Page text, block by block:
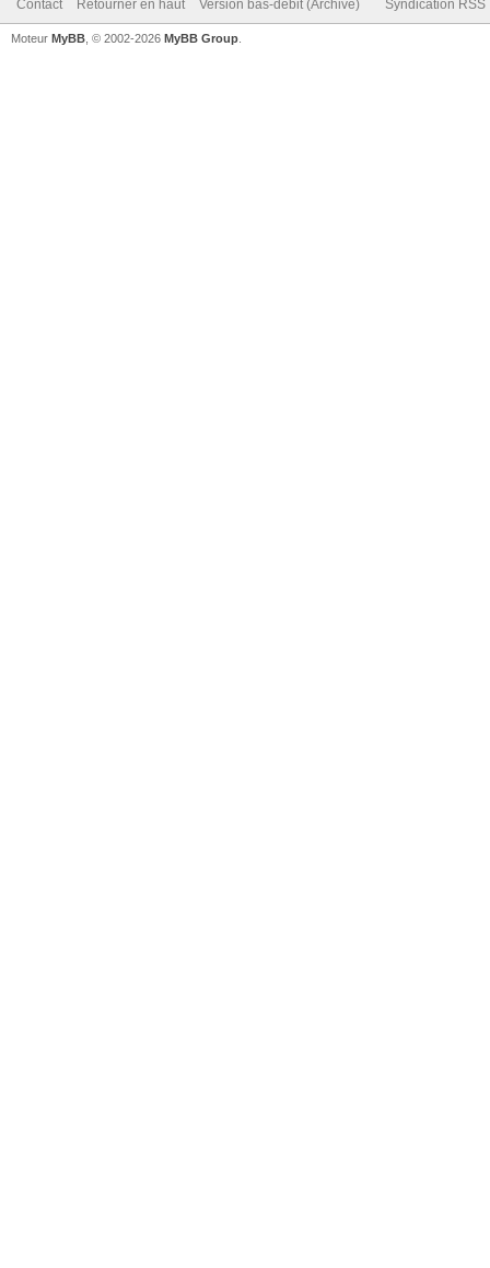
Contact Retourner en haut Version bas-débit (Archivé) Syndication RSS
Moteur MyBB , © 2002-2026 MyBB Group